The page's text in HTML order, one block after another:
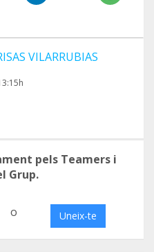
VILARRUBIAS
pels Teamers i
Grup.
o Uneix-te